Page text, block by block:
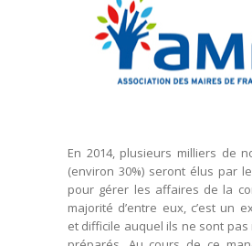
En 2014, plusieurs milliers de
(environ 30%) seront élus par
pour gérer les affaires de la
majorité d’entre eux, c’est un
et difficile auquel ils ne sont